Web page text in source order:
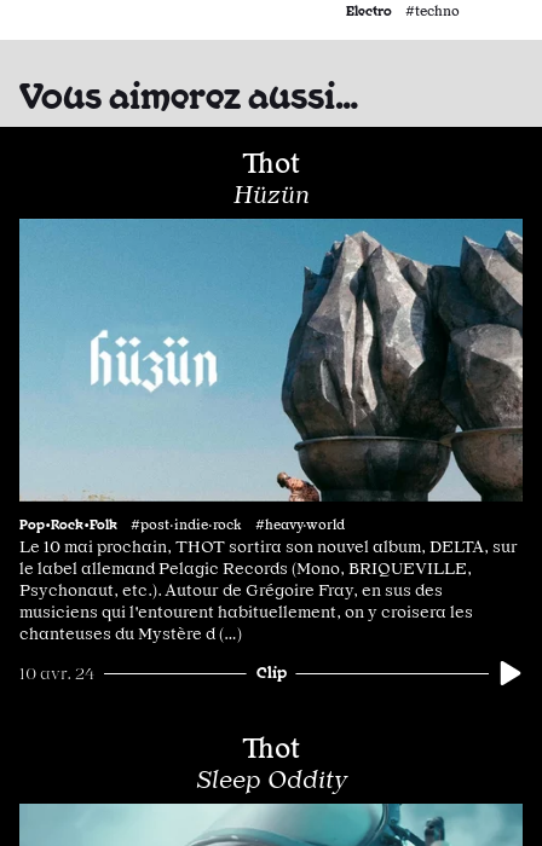
Electro #techno
Vous aimerez aussi…
Thot
Hüzün
Pop•Rock•Folk #post·indie·rock #heavy·world
Le 10 mai prochain, THOT sortira son nouvel album, DELTA, sur
le label allemand Pelagic Records (Mono, BRIQUEVILLE,
Psychonaut, etc.). Autour de Grégoire Fray, en sus des
musiciens qui l'entourent habituellement, on y croisera les
chanteuses du Mystère d (…)
10 avr. 24 Clip
Thot
Sleep Oddity